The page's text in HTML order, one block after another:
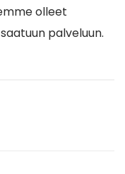
olleet
palveluun.